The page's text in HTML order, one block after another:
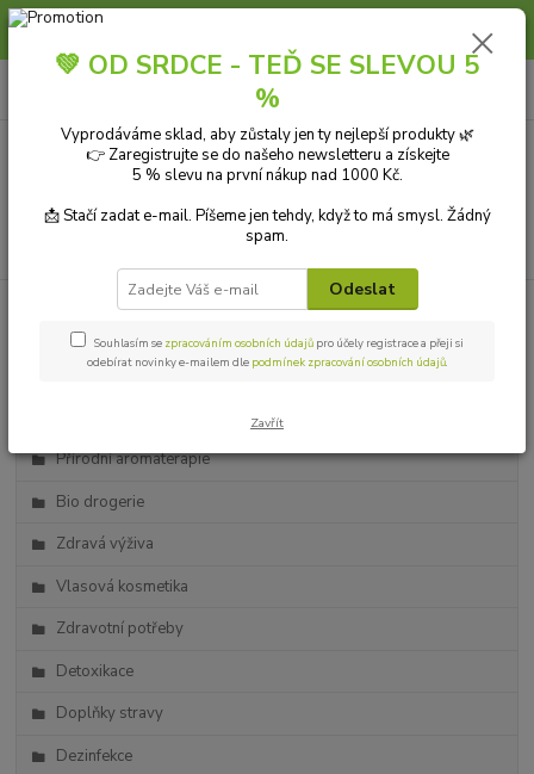
Slunce, koupání a horko dávají vlasům zabrat. Dopřejte jim šetrnou péči s
CZK
Kategorie blogu
Přírodní kosmetika
Ekologické čistící prostředky
Přírodní aromaterapie
Bio drogerie
Zdravá výživa
Vlasová kosmetika
Zdravotní potřeby
Detoxikace
Doplňky stravy
Dezinfekce
💚 OD SRDCE - TEĎ SE SLEVOU 5
%
Vyprodáváme sklad, aby zůstaly jen ty nejlepší produkty 🌿
👉 Zaregistrujte se do našeho newsletteru a získejte
5 % slevu na první nákup nad 1000 Kč.
📩 Stačí zadat e-mail. Píšeme jen tehdy, když to má smysl. Žádný
spam.
Odeslat
Souhlasím se zpracováním osobních údajů pro účely registrace a přeji si
odebírat novinky e-mailem dle podmínek zpracování osobních údajů.
Zavřít